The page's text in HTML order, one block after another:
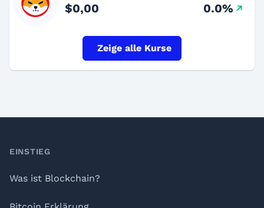
$0,00 0.0%
Zeige alle Kurse
Footer
EINSTIEG
Was ist Blockchain?